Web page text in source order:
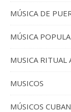
MÚSICA DE
MÚSICA
MUSICA RITUAL
MUSICOS
MÚSICOS